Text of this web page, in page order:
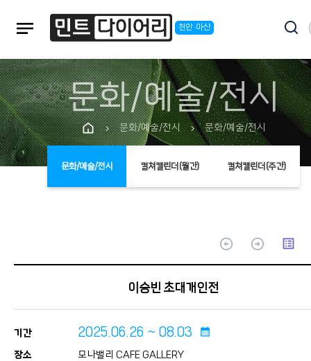
notes 천안·아산
문화/예술/전시
chevron_right 문화/예술/전시 chevron_right 문화/예술/전시
문화/예술/전시 컬쳐캘린더(월간) 컬쳐캘린더(주간)
arrow_circle_up arrow_circle_up list_alt
이승빈 초대개인전
기간 2025.06.26 ~ 08.03 calendar_month
장소
모나밸리 CAFE GALLERY